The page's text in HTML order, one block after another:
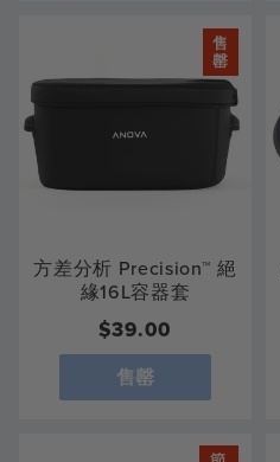
售
罄
方差分析 Precision™ 絕
緣16L容器套
常
規
$39.00
售罄